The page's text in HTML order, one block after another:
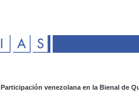
Participación venezolana en la Bienal de